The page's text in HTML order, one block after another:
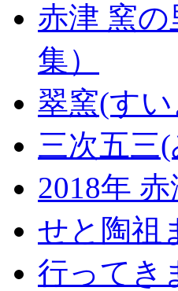
赤津 窯
集）
翠窯(す
三次五三
2018年
せと陶祖
行ってき